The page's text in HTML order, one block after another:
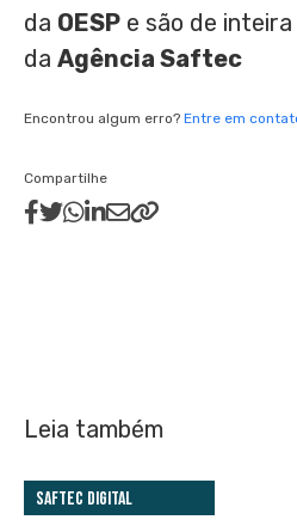
da OESP e são de
da Agência Saftec
Encontrou algum erro? Entre em
Compartilhe
Leia também
Saftec Digital